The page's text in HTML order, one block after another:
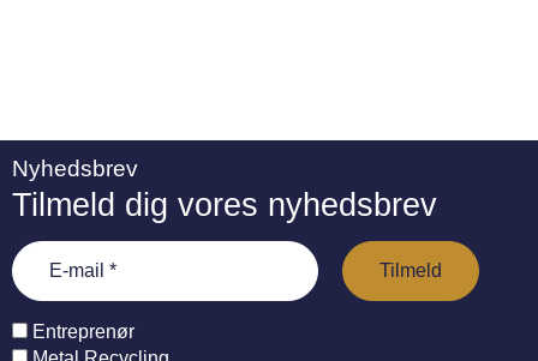
Nyhedsbrev
Tilmeld dig vores nyhedsbrev
Entreprenør